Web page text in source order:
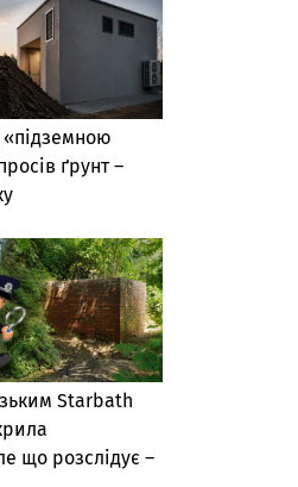
ґрунт –
Starbath
що розслідує –